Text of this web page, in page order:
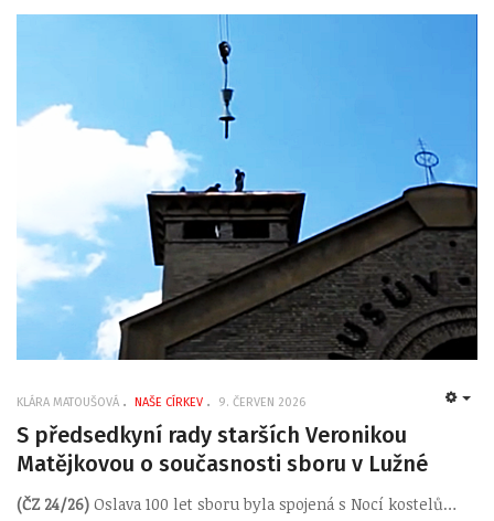
KLÁRA MATOUŠOVÁ NAŠE CÍRKEV 9. ČERVEN 2026
S předsedkyní rady starších Veronikou
Matějkovou o současnosti sboru v Lužné
(ČZ 24/26) Oslava 100 let sboru byla spojená s Nocí kostelů…